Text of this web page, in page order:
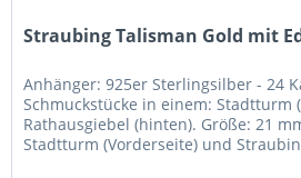
Straubing Talisman Gold mit
Anhänger: 925er Sterlingsilber - 24
Schmuckstücke in einem: Stadtturm
Rathausgiebel (hinten). Größe: 21
Stadtturm (Vorderseite) und